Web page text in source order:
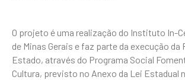
O projeto é uma realização do Instituto In-
de Minas Gerais e faz parte da execução da
Estado, através do Programa Social
Cultura, previsto no Anexo da Lei Estadual